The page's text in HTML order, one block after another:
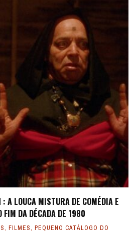
: A LOUCA MISTURA DE COMÉDIA E
FIM DA DÉCADA DE 1980
, FILMES, PEQUENO CATÁLOGO DO